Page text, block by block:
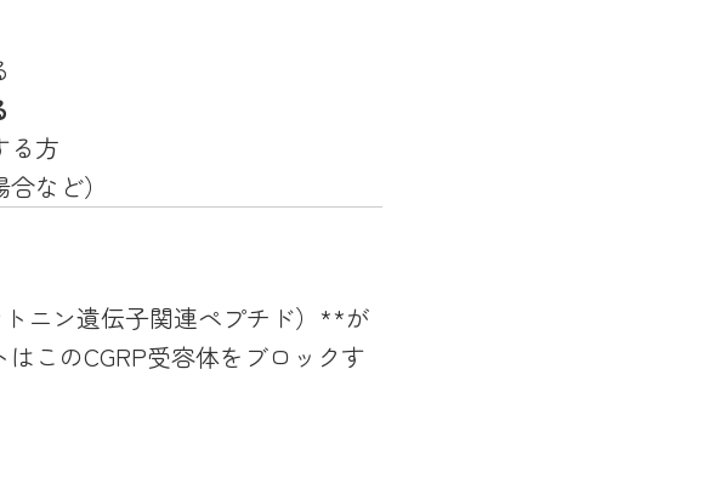
る方
など）
ニン遺伝子関連ペプチド）**が
このCGRP受容体をブロックす